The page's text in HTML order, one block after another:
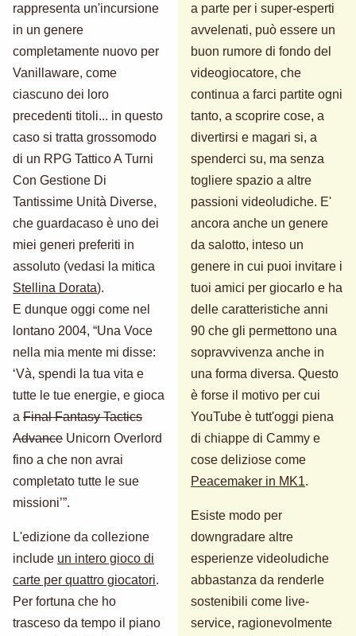
rappresenta un'incursione
in un genere
completamente nuovo per
Vanillaware, come
ciascuno dei loro
precedenti titoli... in questo
caso si tratta grossomodo
di un RPG Tattico A Turni
Con Gestione Di
Tantissime Unità Diverse,
che guardacaso è uno dei
miei generi preferiti in
assoluto (vedasi la mitica
Stellina Dorata).
E dunque oggi come nel
lontano 2004, “Una Voce
nella mia mente mi disse:
‘Và, spendi la tua vita e
tutte le tue energie, e gioca
a Final Fantasy Tactics
Advance Unicorn Overlord
fino a che non avrai
completato tutte le sue
missioni’”.
L'edizione da collezione
include un intero gioco di
carte per quattro giocatori.
Per fortuna che ho
trasceso da tempo il piano
a parte per i super-esperti
avvelenati, può essere un
buon rumore di fondo del
videogiocatore, che
continua a farci partite ogni
tanto, a scoprire cose, a
divertirsi e magari si, a
spenderci su, ma senza
togliere spazio a altre
passioni videoludiche. E'
ancora anche un genere
da salotto, inteso un
genere in cui puoi invitare i
tuoi amici per giocarlo e ha
delle caratteristiche anni
90 che gli permettono una
sopravvivenza anche in
una forma diversa. Questo
è forse il motivo per cui
YouTube è tutt'oggi piena
di chiappe di Cammy e
cose deliziose come
Peacemaker in MK1.
Esiste modo per
downgradare altre
esperienze videoludiche
abbastanza da renderle
sostenibili come live-
service, ragionevolmente